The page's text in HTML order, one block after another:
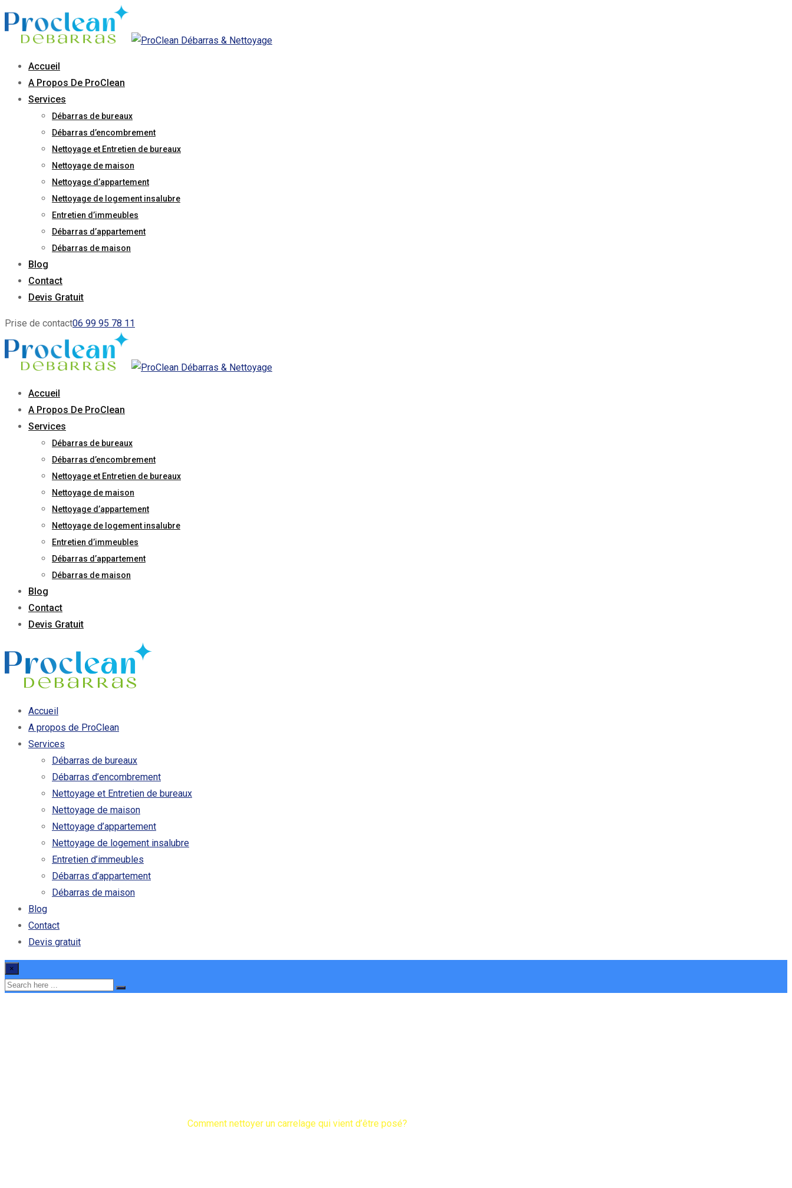
Skip
to
content
Accueil
A Propos De ProClean
Services
Débarras de bureaux
Débarras d’encombrement
Nettoyage et Entretien de bureaux
Nettoyage de maison
Nettoyage d’appartement
Nettoyage de logement insalubre
Entretien d’immeubles
Débarras d’appartement
Débarras de maison
Blog
Contact
Devis Gratuit
Prise de contact06 99 95 78 11
Accueil
A Propos De ProClean
Services
Débarras de bureaux
Débarras d’encombrement
Nettoyage et Entretien de bureaux
Nettoyage de maison
Nettoyage d’appartement
Nettoyage de logement insalubre
Entretien d’immeubles
Débarras d’appartement
Débarras de maison
Blog
Contact
Devis Gratuit
Accueil
A propos de ProClean
Services
Débarras de bureaux
Débarras d’encombrement
Nettoyage et Entretien de bureaux
Nettoyage de maison
Nettoyage d’appartement
Nettoyage de logement insalubre
Entretien d’immeubles
Débarras d’appartement
Débarras de maison
Blog
Contact
Devis gratuit
×
Comment nettoyer un carrelage qui vient d’être posé?